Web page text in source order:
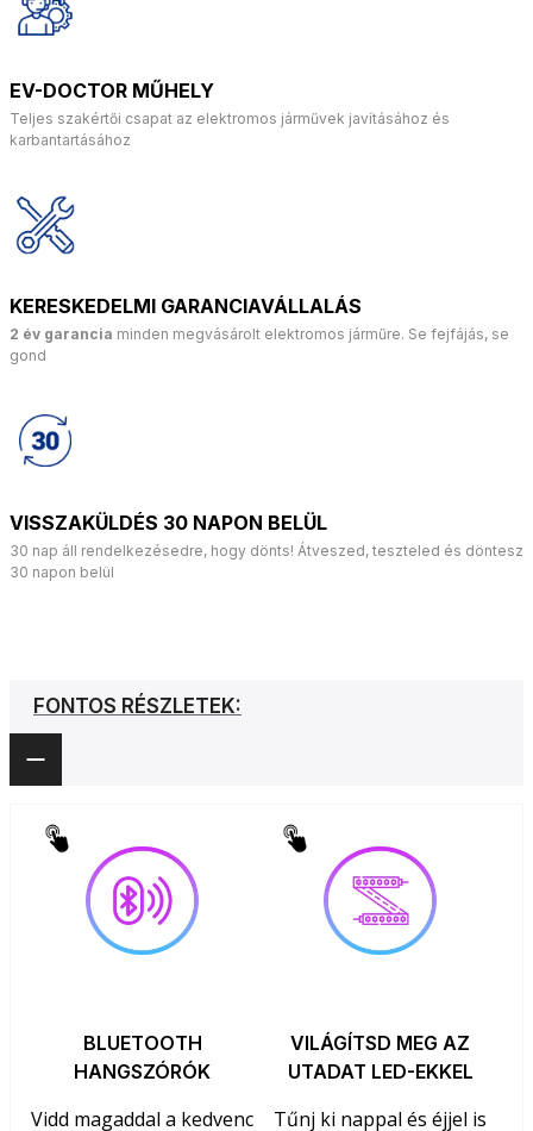
EV-DOCTOR MŰHELY
Teljes szakértői csapat az elektromos járművek javításához és
karbantartásához
KERESKEDELMI GARANCIAVÁLLALÁS
2 év garancia minden megvásárolt elektromos járműre. Se fejfájás, se
gond
VISSZAKÜLDÉS 30 NAPON BELÜL
30 nap áll rendelkezésedre, hogy dönts! Átveszed, teszteled és döntesz
30 napon belül
FONTOS RÉSZLETEK:
BLUETOOTH
HANGSZÓRÓK
Vidd magaddal a kedvenc
VILÁGÍTSD MEG AZ
UTADAT LED-EKKEL
Tűnj ki nappal és éjjel is